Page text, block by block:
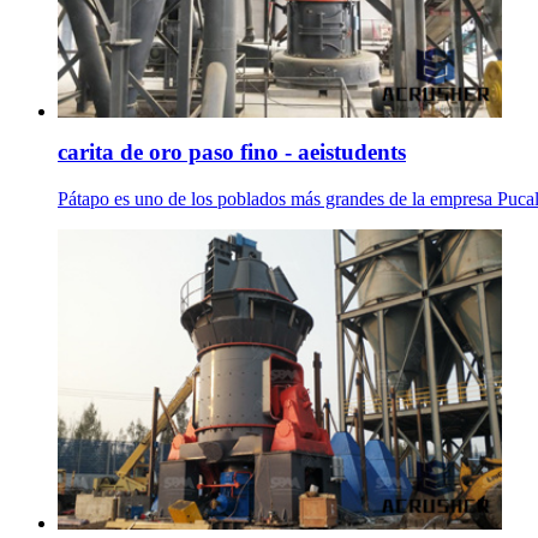
carita de oro paso fino - aeistudents
Pátapo es uno de los poblados más grandes de la empresa